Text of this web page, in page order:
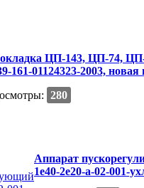
ЦП-143, ЦП-74,
161-01124323-2003, новая
280
Аппарат
1е40-2е20-а-02-001-